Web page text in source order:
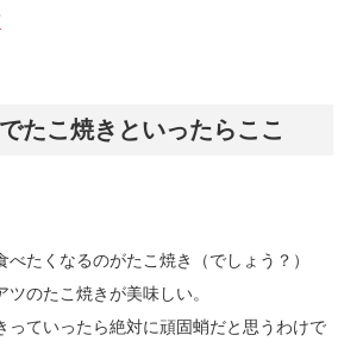
たこ焼きといったらここ
べたくなるのがたこ焼き（でしょう？）
のたこ焼きが美味しい。
っていったら絶対に頑固蛸だと思うわけで